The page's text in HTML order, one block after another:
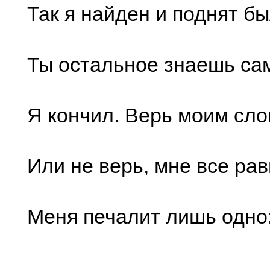
Так я найден и поднят
Ты остальное знаешь
Я кончил. Верь моим
Или не верь, мне все
Меня печалит лишь